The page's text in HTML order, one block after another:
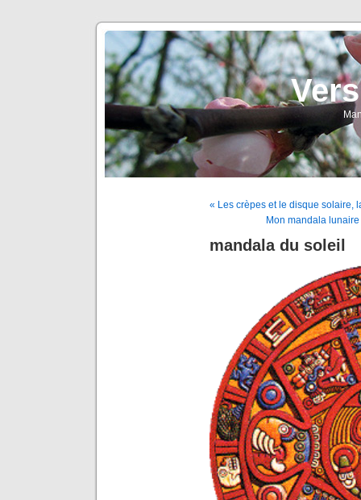
« Les crèpes et le disque solaire,
Mon mandala
mandala du soleil